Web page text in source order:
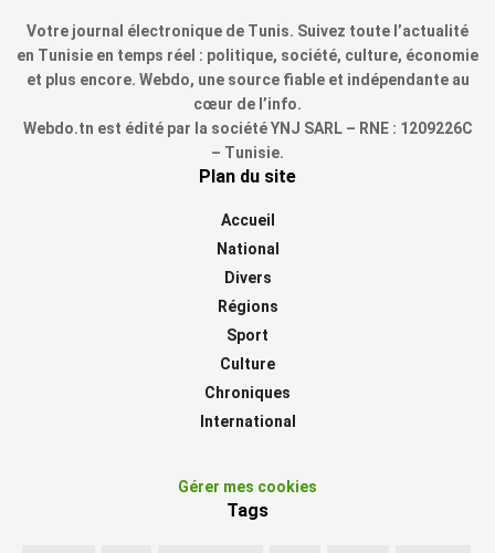
Votre journal électronique de Tunis. Suivez toute l’actualité
en Tunisie en temps réel : politique, société, culture, économie
et plus encore. Webdo, une source fiable et indépendante au
cœur de l’info.
Webdo.tn est édité par la société YNJ SARL – RNE : 1209226C
– Tunisie.
Plan du site
Accueil
National
Divers
Régions
Sport
Culture
Chroniques
International
Gérer mes cookies
Tags